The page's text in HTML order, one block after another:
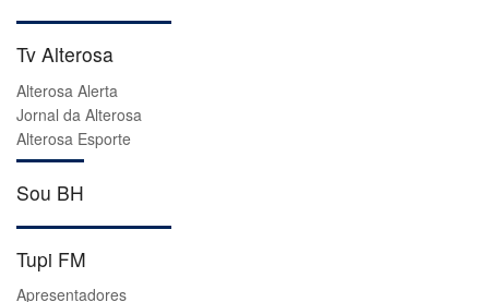
Tv Alterosa
Alterosa Alerta
Jornal da Alterosa
Alterosa Esporte
Sou BH
Tupi FM
Apresentadores